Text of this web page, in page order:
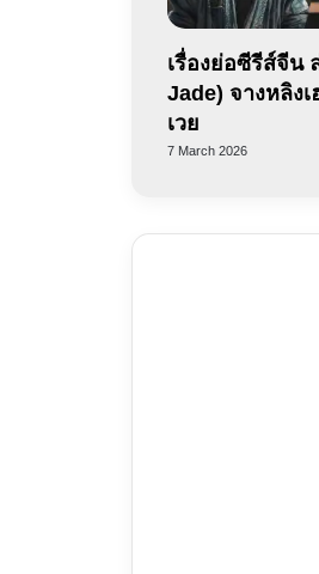
เรื่องย่อซีรีส์จีน
Jade) จางหลิง
เวย
7 March 2026